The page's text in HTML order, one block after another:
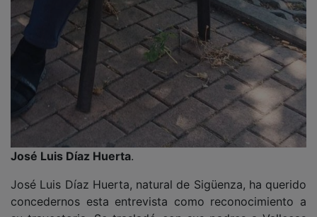
José Luis Díaz Huerta.
concedernos esta entrevista como reconocimiento a
su trayectoria. Se trasladó con sus padres a Vallecas